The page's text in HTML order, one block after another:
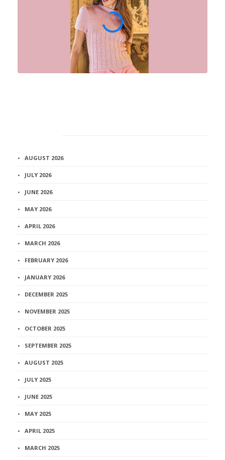
AUGUST 2026
JULY 2026
JUNE 2026
MAY 2026
APRIL 2026
MARCH 2026
FEBRUARY 2026
JANUARY 2026
DECEMBER 2025
NOVEMBER 2025
OCTOBER 2025
SEPTEMBER 2025
AUGUST 2025
JULY 2025
JUNE 2025
MAY 2025
APRIL 2025
MARCH 2025